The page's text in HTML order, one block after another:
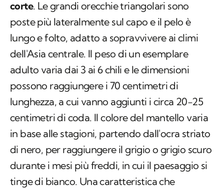
corte. Le grandi orecchie triangolari sono
poste più lateralmente sul capo e il pelo è
lungo e folto, adatto a sopravvivere ai climi
dell'Asia centrale. Il peso di un esemplare
adulto varia dai 3 ai 6 chili e le dimensioni
possono raggiungere i 70 centimetri di
lunghezza, a cui vanno aggiunti i circa 20-25
centimetri di coda. Il colore del mantello varia
in base alle stagioni, partendo dall'ocra striato
di nero, per raggiungere il grigio o grigio scuro
durante i mesi più freddi, in cui il paesaggio si
tinge di bianco. Una caratteristica che